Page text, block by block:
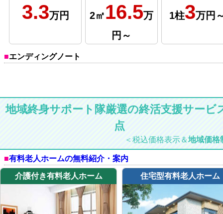
3.3万円 2㎡16.5万
円～
1柱3万円
エンディングノート
地域終身サポート隊厳選の終活支援サービ
点
＜税込価格表示＆地域価格
有料老人ホームの無料紹介・案内
介護付き有料老人ホーム 住宅型有料老人ホーム